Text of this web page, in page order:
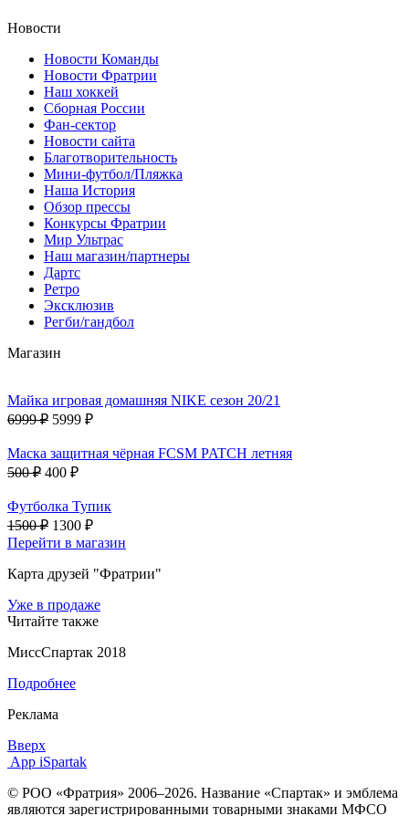
Новости
Новости Команды
Новости Фратрии
Наш хоккей
Сборная России
Фан-cектор
Новости сайта
Благотворительность
Мини-футбол/Пляжка
Наша История
Обзор прессы
Конкурсы Фратрии
Мир Ультрас
Наш магазин/партнеры
Дартс
Ретро
Эксклюзив
Регби/гандбол
Магазин
Майка игровая домашняя NIKE сезон 20/21
6999 ₽ 5999 ₽
Маска защитная чёрная FCSM PATCH летняя
500 ₽ 400 ₽
Футболка Тупик
1500 ₽ 1300 ₽
Перейти в магазин
Карта друзей "Фратрии"
Уже в продаже
Читайте также
МиссСпартак 2018
Подробнее
Реклама
Вверх
App iSpartak
© РОО «Фратрия» 2006–2026. Название «Спартак» и эмблема
являются зарегистрированными товарными знаками МФСО